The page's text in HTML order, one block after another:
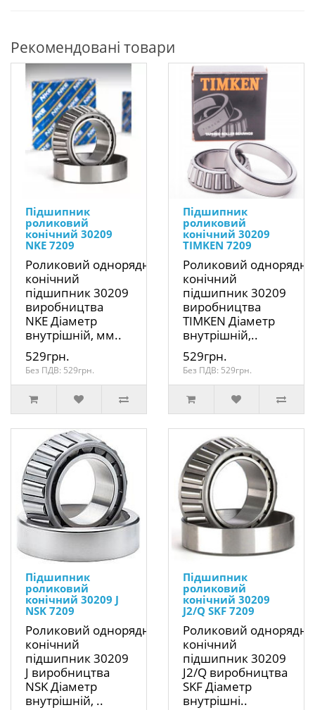
Рекомендовані товари
Підшипник
роликовий
конічний 30209
NKE 7209
Роликовий однорядний
конічний
підшипник 30209
виробництва
NKE Діаметр
внутрішній, мм..
529грн.
Без ПДВ: 529грн.
Підшипник
роликовий
конічний 30209
TIMKEN 7209
Роликовий
конічний
підшипник 30209
виробництва
TIMKEN Діаметр
внутрішній,..
529грн.
Без ПДВ: 529грн.
Підшипник
роликовий
конічний 30209 J
NSK 7209
Роликовий однорядний
конічний
підшипник 30209
J виробництва
NSK Діаметр
внутрішній, ..
Підшипник
роликовий
конічний 30209
J2/Q SKF 7209
Роликовий
конічний
підшипник 30209
J2/Q виробництва
SKF Діаметр
внутрішні..